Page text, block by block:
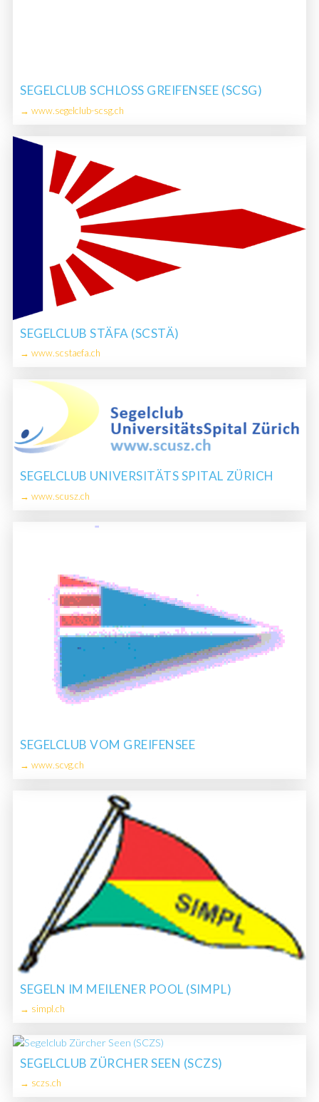
SEGELCLUB SCHLOSS GREIFENSEE (SCSG)
→ www.segelclub-scsg.ch
SEGELCLUB STÄFA (SCSTÄ)
→ www.scstaefa.ch
SEGELCLUB UNIVERSITÄTS SPITAL ZÜRICH
→ www.scusz.ch
SEGELCLUB VOM GREIFENSEE
→ www.scvg.ch
SEGELN IM MEILENER POOL (SIMPL)
→ simpl.ch
SEGELCLUB ZÜRCHER SEEN (SCZS)
→ sczs.ch